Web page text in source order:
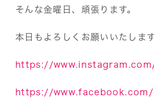
そんな金曜日、頑張ります。
本日もよろしくお願いいたします
https://
https://